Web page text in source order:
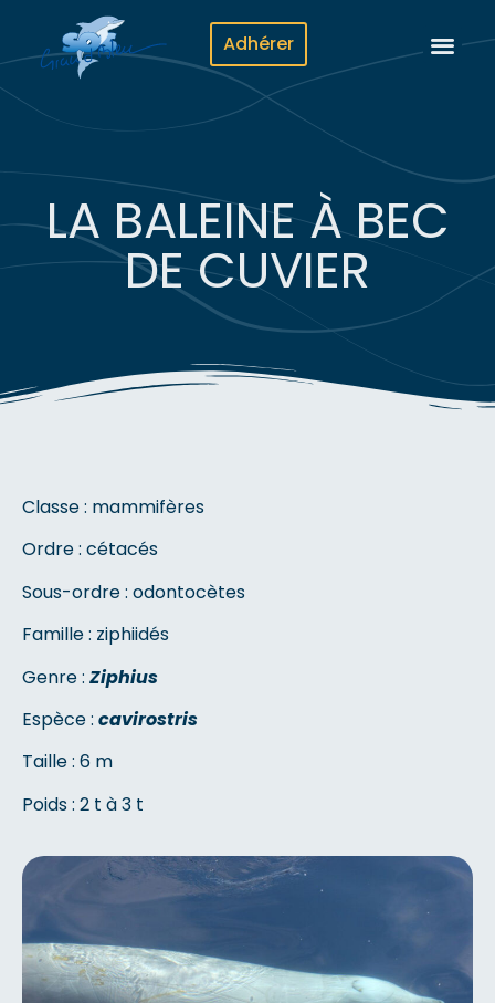
Adhérer
LA BALEINE À BEC
DE CUVIER
Classe : mammifères
Ordre : cétacés
Sous-ordre : odontocètes
Famille : ziphiidés
Genre : Ziphius
Espèce : cavirostris
Taille : 6 m
Poids : 2 t à 3 t